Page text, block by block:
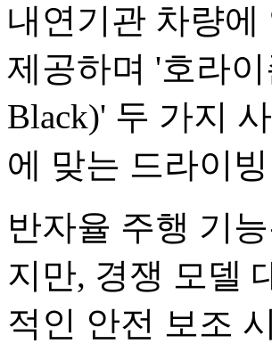
내연기관 차량
제공하며 '호라
Black)' 두 가지
에 맞는 드라이
반자율 주행 기
지만, 경쟁 모델
적인 안전 보조